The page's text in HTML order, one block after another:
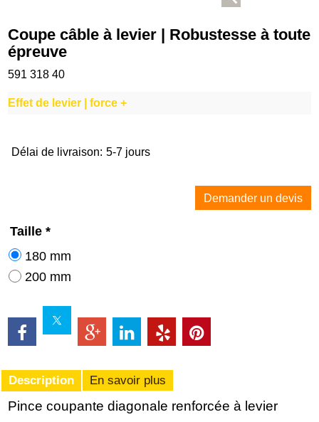
Coupe câble à levier | Robustesse à toute
épreuve
591 318 40
Effet de levier | force +
Délai de livraison: 5-7 jours
Demander un devis
Taille *
180 mm
200 mm
Description En savoir plus
Pince coupante diagonale renforcée à levier